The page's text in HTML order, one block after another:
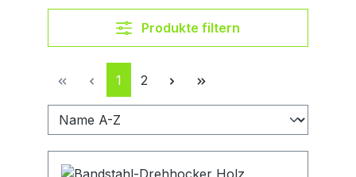
Produkte filtern
Seite
1 Seite
2